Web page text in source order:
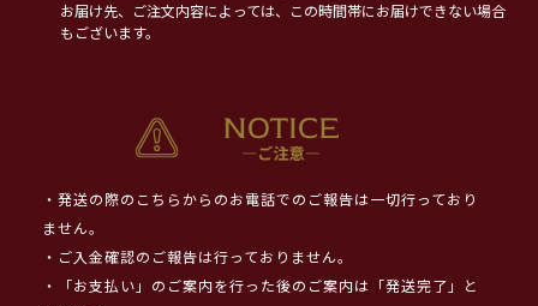
お届け先、ご注文内容によっては、この時間帯にお届けできない場合
もございます。
・発送の際のこちらからのお電話でのご報告は一切行っており
ません。
・ご入金確認のご報告は行っておりません。
・「お支払い」のご案内を行った後のご案内は「発送完了」と